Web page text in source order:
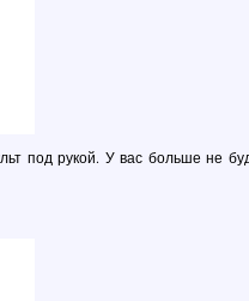
под рукой. У вас больше не